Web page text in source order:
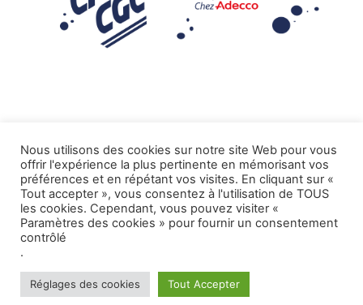
Mentions légales
Tous droits réservés CFE-CGC ADECCO.
Nous utilisons des cookies sur notre site Web pour vous
offrir l'expérience la plus pertinente en mémorisant vos
préférences et en répétant vos visites. En cliquant sur «
Tout accepter », vous consentez à l'utilisation de TOUS
les cookies. Cependant, vous pouvez visiter «
Paramètres des cookies » pour fournir un consentement
contrôlé
.
Réglages des cookies Tout Accepter